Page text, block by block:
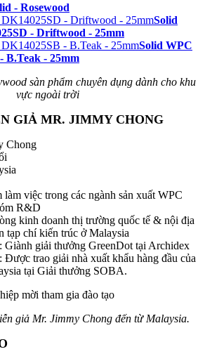
- Rosewood
Solid
- Driftwood - 25mm
Solid WPC
B.Teak - 25mm
sàn phẩm chuyên dụng dành cho khu
vực ngoài trời
GIẢ MR. JIMMY CHONG
Chong
làm việc trong các ngành sản xuất WPC
R&D
kinh doanh thị trường quốc tế & nội địa
tạp chí kiến ​​trúc ở Malaysia
Giành giải thưởng GreenDot tại Archidex
Được trao giải nhà xuất khẩu hàng đầu của
tại Giải thưởng SOBA.
giả Mr. Jimmy Chong đến từ Malaysia.